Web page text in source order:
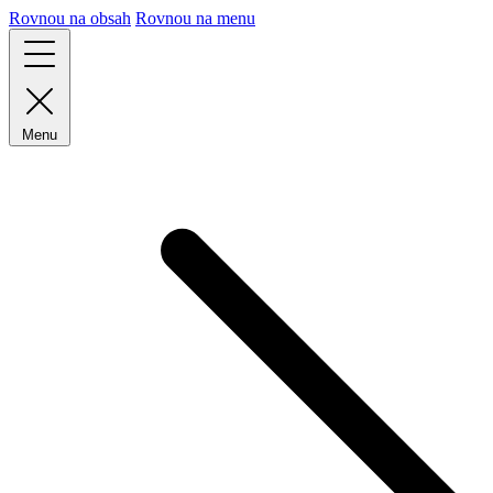
Rovnou na obsah Rovnou na menu
Menu